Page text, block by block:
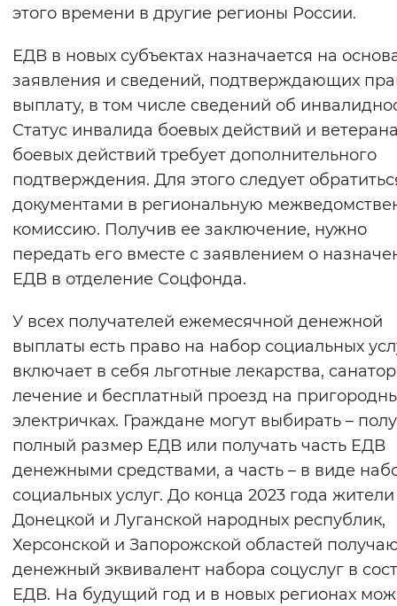
этого времени в другие регионы России.
ЕДВ в новых субъектах назначается на
заявления и сведений, подтверждающих
выплату, в том числе сведений об
Статус инвалида боевых действий и
боевых действий требует дополнительного
подтверждения. Для этого следует
документами в региональную
комиссию. Получив ее заключение, нужно
передать его вместе с заявлением о
ЕДВ в отделение Соцфонда.
У всех получателей ежемесячной денежной
выплаты есть право на набор социальных
включает в себя льготные лекарства,
лечение и бесплатный проезд на
электричках. Граждане могут выбирать –
полный размер ЕДВ или получать часть ЕДВ
денежными средствами, а часть – в виде
социальных услуг. До конца 2023 года жители
Донецкой и Луганской народных республик,
Херсонской и Запорожской областей
денежный эквивалент набора соцуслуг в
ЕДВ. На будущий год и в новых регионах